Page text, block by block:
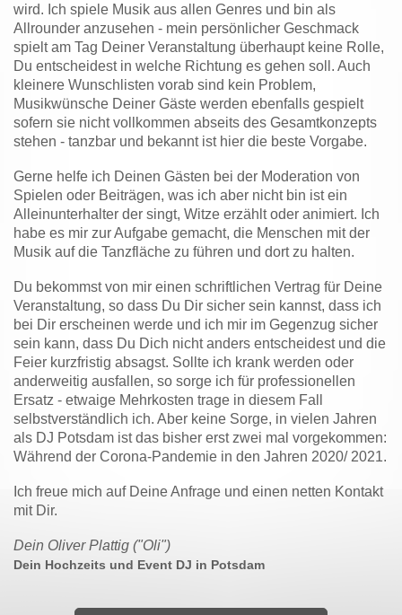
wird. Ich spiele Musik aus allen Genres und bin als
Allrounder anzusehen - mein persönlicher Geschmack
spielt am Tag Deiner Veranstaltung überhaupt keine Rolle,
Du entscheidest in welche Richtung es gehen soll. Auch
kleinere Wunschlisten vorab sind kein Problem,
Musikwünsche Deiner Gäste werden ebenfalls gespielt
sofern sie nicht vollkommen abseits des Gesamtkonzepts
stehen - tanzbar und bekannt ist hier die beste Vorgabe.
Gerne helfe ich Deinen Gästen bei der Moderation von
Spielen oder Beiträgen, was ich aber nicht bin ist ein
Alleinunterhalter der singt, Witze erzählt oder animiert. Ich
habe es mir zur Aufgabe gemacht, die Menschen mit der
Musik auf die Tanzfläche zu führen und dort zu halten.
Du bekommst von mir einen schriftlichen Vertrag für Deine
Veranstaltung, so dass Du Dir sicher sein kannst, dass ich
bei Dir erscheinen werde und ich mir im Gegenzug sicher
sein kann, dass Du Dich nicht anders entscheidest und die
Feier kurzfristig absagst. Sollte ich krank werden oder
anderweitig ausfallen, so sorge ich für professionellen
Ersatz - etwaige Mehrkosten trage in diesem Fall
selbstverständlich ich. Aber keine Sorge, in vielen Jahren
als DJ Potsdam ist das bisher erst zwei mal vorgekommen:
Während der Corona-Pandemie in den Jahren 2020/ 2021.
Ich freue mich auf Deine Anfrage und einen netten Kontakt
mit Dir.
Dein Oliver Plattig ("Oli")
Dein Hochzeits und Event DJ in Potsdam